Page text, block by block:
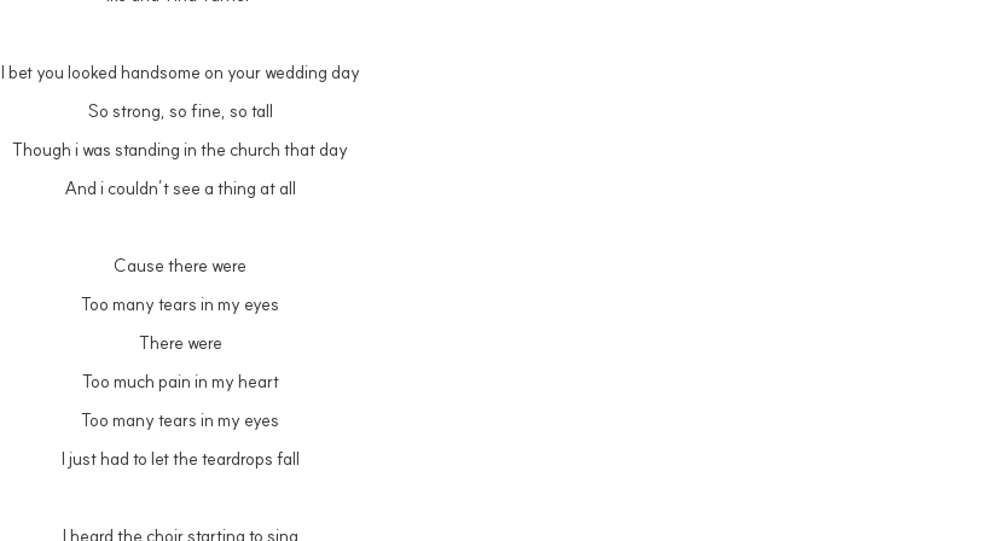
I bet you looked handsome on your wedding day
So strong, so fine, so tall
Though i was standing in the church that day
And i couldn’t see a thing at all
Cause there were
Too many tears in my eyes
There were
Too much pain in my heart
Too many tears in my eyes
I just had to let the teardrops fall
I heard the choir starting to sing